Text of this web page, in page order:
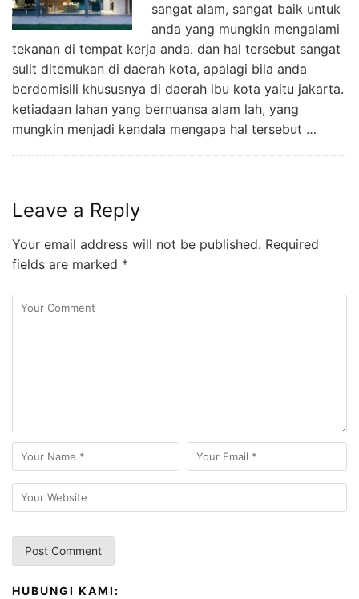
sangat alam, sangat baik untuk
anda yang mungkin mengalami
tekanan di tempat kerja anda. dan hal tersebut sangat
sulit ditemukan di daerah kota, apalagi bila anda
berdomisili khususnya di daerah ibu kota yaitu jakarta.
ketiadaan lahan yang bernuansa alam lah, yang
mungkin menjadi kendala mengapa hal tersebut …
Leave a Reply
Your email address will not be published. Required
fields are marked *
HUBUNGI KAMI: